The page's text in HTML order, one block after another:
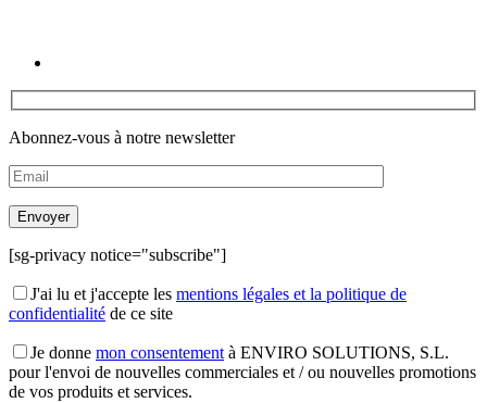
Abonnez-vous à notre newsletter
[sg-privacy notice="subscribe"]
J'ai lu et j'accepte les mentions légales et la politique de
confidentialité de ce site
Je donne mon consentementà ENVIRO SOLUTIONS, S.L.
pour l'envoi de nouvelles commerciales et / ou nouvelles promotions
de vos produits et services.